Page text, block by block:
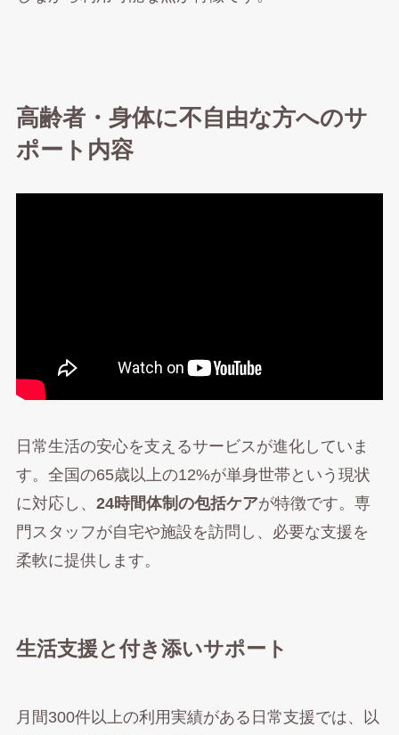
高齢者・身体に不自由な方へのサ
ポート内容
日常生活の安心を支えるサービスが進化していま
す。全国の65歳以上の12%が単身世帯という現状
に対応し、 24時間体制の包括ケアが特徴です。専
門スタッフが自宅や施設を訪問し、必要な支援を
柔軟に提供します。
生活支援と付き添いサポート
月間300件以上の利用実績がある日常支援では、以